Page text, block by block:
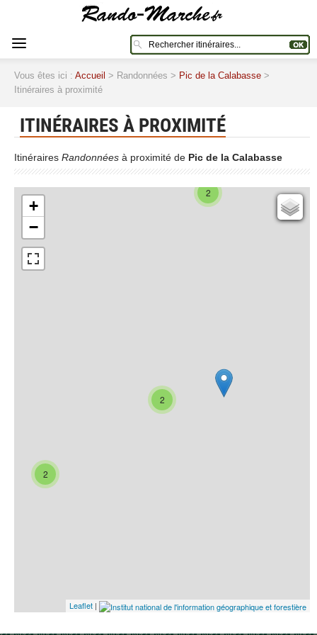
Vous êtes ici : Accueil > Randonnées > Pic de la Calabasse >
Itinéraires à proximité
ITINÉRAIRES À PROXIMITÉ
Itinéraires Randonnées à proximité de Pic de la Calabasse
2
2
2
+
−
Cartes IGN
Leaflet |